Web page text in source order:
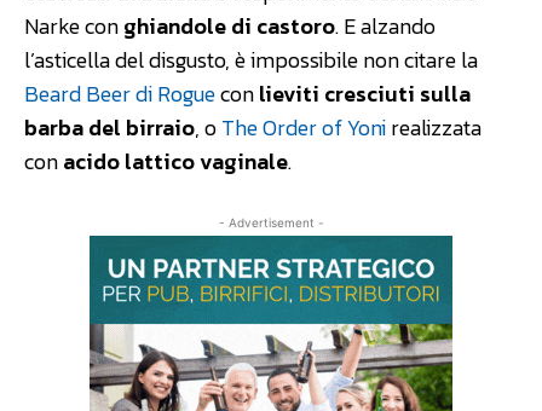
Narke conghiandole di castoro. E alzando
l’asticella del disgusto, è impossibile non citare la
Beard Beer di Rogueconlieviti cresciuti sulla
barba del birraio, oThe Order of Yonirealizzata
conacido lattico vaginale.
- Advertisement -